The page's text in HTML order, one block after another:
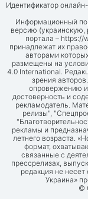
Идентификатор
Информационный
версию (украинскую,
портала – https://
принадлежат их
авторами
размещены на
4.0 International.
зрения
опровержению
достоверность и
рекламодатель.
релизы",
рекламы и
летнего возраста.
формат,
связанные с
прессрелизах,
редакция не
Украина»
©